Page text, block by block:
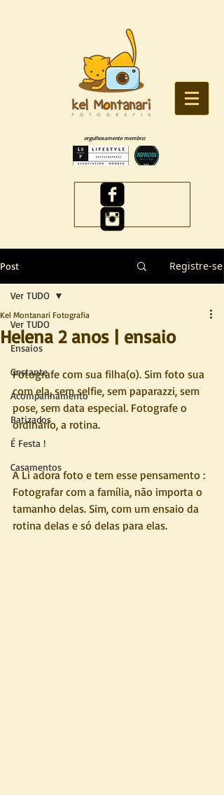
orgulhosamente membro:
Post Registre-se
Ver TUDO
Ensaios
Gestante
Acompanhamento
Batizados
É Festa !
Casamentos
Ver TUDO
Helena 2 anos | ensaio
Kel Montanari Fotografia
Fotografe com sua filha(o). Sim foto sua
com ela, sem selfie, sem paparazzi, sem
pose, sem data especial. Fotografe o
ordinário, a rotina.
A Li adora foto e tem esse pensamento :
Fotografar com a família, não importa o
tamanho delas. Sim, com um ensaio da
rotina delas e só delas para elas.